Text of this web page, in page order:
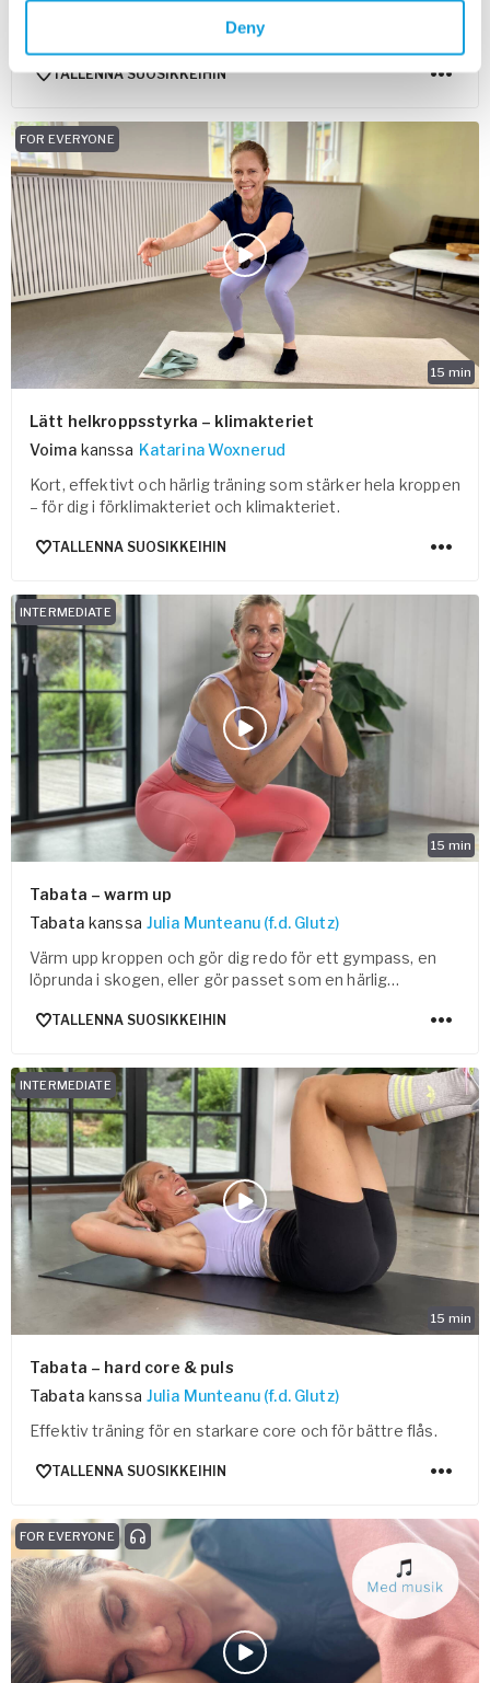
Deny
TALLENNA SUOSIKKEIHIN
15 min
FOR EVERYONE
Lätt helkroppsstyrka – klimakteriet
Voima kanssa Katarina Woxnerud
Kort, effektivt och härlig träning som stärker hela kroppen
– för dig i förklimakteriet och klimakteriet.
TALLENNA SUOSIKKEIHIN
15 min
INTERMEDIATE
Tabata – warm up
Tabata kanssa Julia Munteanu (f.d. Glutz)
Värm upp kroppen och gör dig redo för ett gympass, en
löprunda i skogen, eller gör passet som en härlig
TALLENNA SUOSIKKEIHIN
15 min
INTERMEDIATE
Tabata – hard core & puls
Tabata kanssa Julia Munteanu (f.d. Glutz)
Effektiv träning för en starkare core och för bättre flås.
TALLENNA SUOSIKKEIHIN
FOR EVERYONE